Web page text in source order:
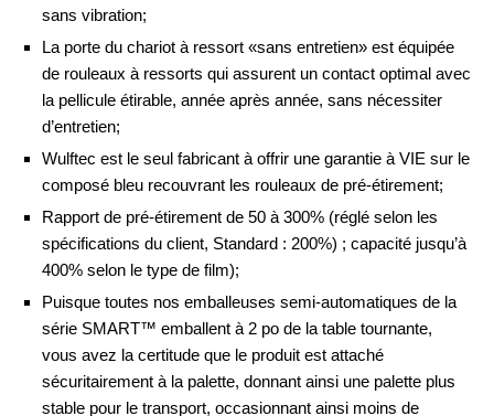
sans vibration;
La porte du chariot à ressort «sans entretien» est équipée
de rouleaux à ressorts qui assurent un contact optimal avec
la pellicule étirable, année après année, sans nécessiter
d’entretien;
Wulftec est le seul fabricant à offrir une garantie à VIE sur le
composé bleu recouvrant les rouleaux de pré-étirement;
Rapport de pré-étirement de 50 à 300% (réglé selon les
spécifications du client, Standard : 200%) ; capacité jusqu’à
400% selon le type de film);
Puisque toutes nos emballeuses semi-automatiques de la
série SMART™ emballent à 2 po de la table tournante,
vous avez la certitude que le produit est attaché
sécuritairement à la palette, donnant ainsi une palette plus
stable pour le transport, occasionnant ainsi moins de